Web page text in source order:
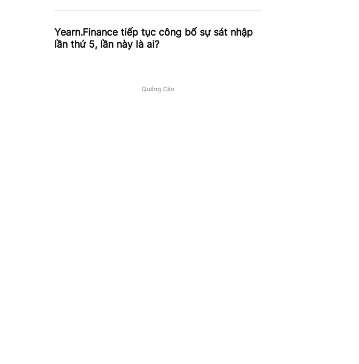
Yearn.Finance tiếp tục công bố sự sát nhập
lần thứ 5, lần này là ai?
Quảng Cáo